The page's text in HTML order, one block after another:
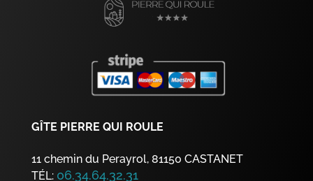
GÎTE PIERRE QUI ROULE
11 chemin du Perayrol, 81150 CASTANET
TÉL: 06.34.64.32.31